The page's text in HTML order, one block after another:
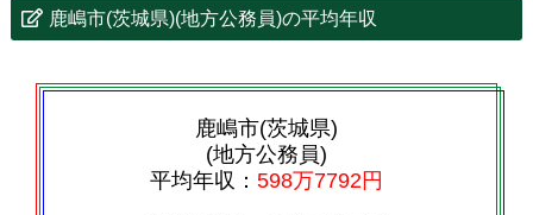
鹿嶋市(茨城県)(地方公務員)の平均年収
鹿嶋市(茨城県)
(地方公務員)
平均年収： 598万7792円